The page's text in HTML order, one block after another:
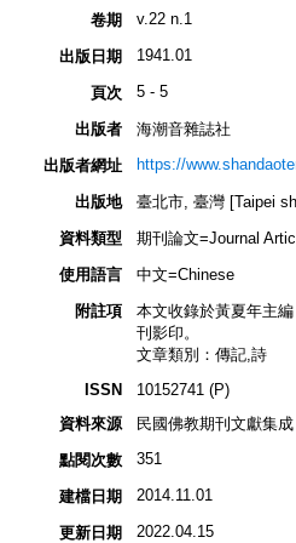
卷期 v.22 n.1
出版日期 1941.01
頁次 5 - 5
出版者
海潮音雜誌社
出版者網址
https://
出版地
臺北市, 臺灣 [Taipei
資料類型
期刊論文=Journal
使用語言
中文=Chinese
附註項
本文收錄於黃夏年主
刊影印。
文章類別：傳記,詩
ISSN
10152741 (P)
資料來源
民國佛教期刊文獻集
點閱次數
351
建檔日期 2014.11.01
更新日期 2022.04.15